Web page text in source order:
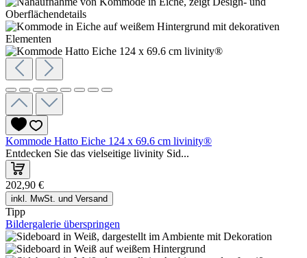
Kommode Hatto Eiche 124 x 69.6 cm livinity®
Entdecken Sie das vielseitige livinity Sid...
202,90 €
inkl. MwSt. und Versand
Tipp
Bildergalerie überspringen